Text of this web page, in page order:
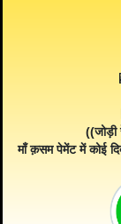
माँ क़सम पेमेंट में कोई